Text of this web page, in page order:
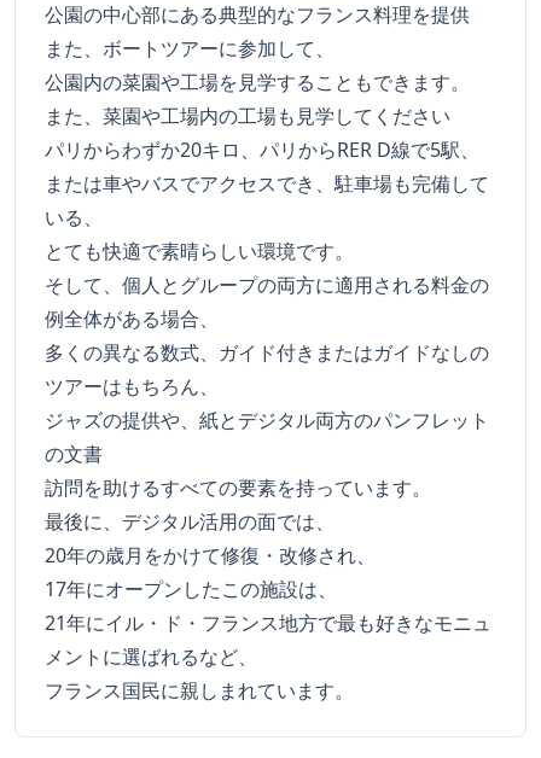
公園の中心部にある典型的なフランス料理を提供
また、ボートツアーに参加して、
公園内の菜園や工場を見学することもできます。
また、菜園や工場内の工場も見学してください
パリからわずか20キロ、パリからRER D線で5駅、
または車やバスでアクセスでき、駐車場も完備して
いる、
とても快適で素晴らしい環境です。
そして、個人とグループの両方に適用される料金の
例全体がある場合、
多くの異なる数式、ガイド付きまたはガイドなしの
ツアーはもちろん、
ジャズの提供や、紙とデジタル両方のパンフレット
の文書
訪問を助けるすべての要素を持っています。
最後に、デジタル活用の面では、
20年の歳月をかけて修復・改修され、
17年にオープンしたこの施設は、
21年にイル・ド・フランス地方で最も好きなモニュ
メントに選ばれるなど、
フランス国民に親しまれています。